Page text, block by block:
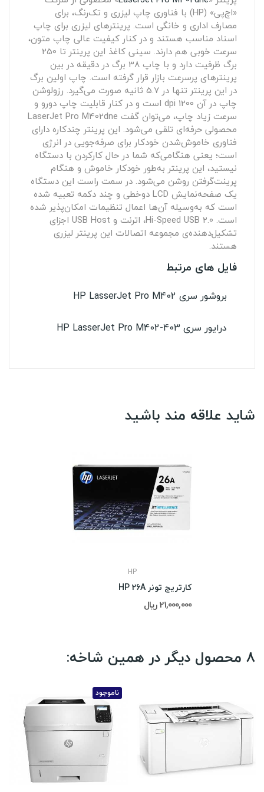
«اچ‌پی» (HP) با فناوری چاپ لیزری و تک‌رنگ، برای
مصارف اداری و خانگی است. پرینترهای لیزری برای چاپ
اسناد مناسب هستند و در کنار کیفیت عالی چاپ متون،
سرعت خوبی هم دارند. سینی کاغذ این پرینتر تا 250
برگ ظرفیت دارد و با چاپ 38 برگ در دقیقه در بین
پرینترهای پرسرعت بازار قرار گرفته است. چاپ اولین برگ
در این پرینتر تنها در 5.7 ثانیه صورت می‌گیرد. رزولوشن
چاپ در آن 1200 dpi است و در کنار قابلیت چاپ دورو و
سرعت زیاد چاپ، می‌توان گفت LaserJet Pro M402dne
محصولی حرفه‌ای تلقی می‌شود. این پرینتر چند‌کاره دارای
فناوری خاموش‌شدن خودکار برای صرفه‌جویی در انرژی
است؛ یعنی هنگامی‌که شما در حال کارکردن با دستگاه
نیستید، این پرینتر به‌طور خودکار خاموش و هنگام
پرینت‌گرفتن روشن می‌شود. در سمت راست این دستگاه
یک صفحه‌نمایش LCD دوخطی و چند دکمه تعبیه شده
است که به‌وسیله آن‌ها اعمال تنظیمات امکان‌پذیر شده
است. Hi-Speed USB 2.0، اترنت و USB Host اجزای
تشکیل‌دهنده‌ی مجموعه اتصالات این پرینتر لیزری
هستند.
فایل های مرتبط
بروشور سری HP LasserJet Pro M402
درایور سری HP LasserJet Pro M402-403
شاید علاقه مند باشید
HP
کارتریج تونر HP 26A
21,000,000 ریال
8 محصول دیگر در همین شاخه:
ناموجود